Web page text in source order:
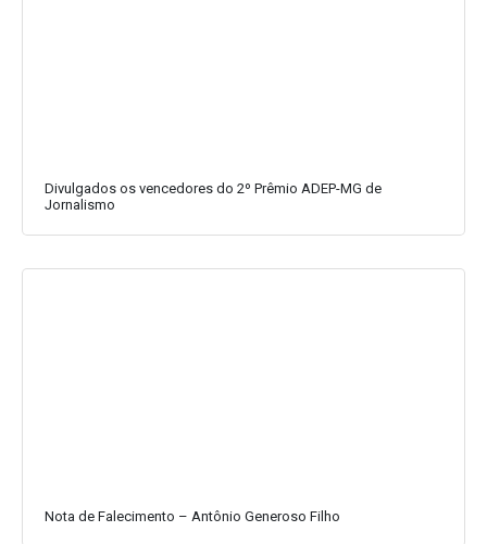
Divulgados os vencedores do 2º Prêmio ADEP-MG de
Jornalismo
Nota de Falecimento – Antônio Generoso Filho